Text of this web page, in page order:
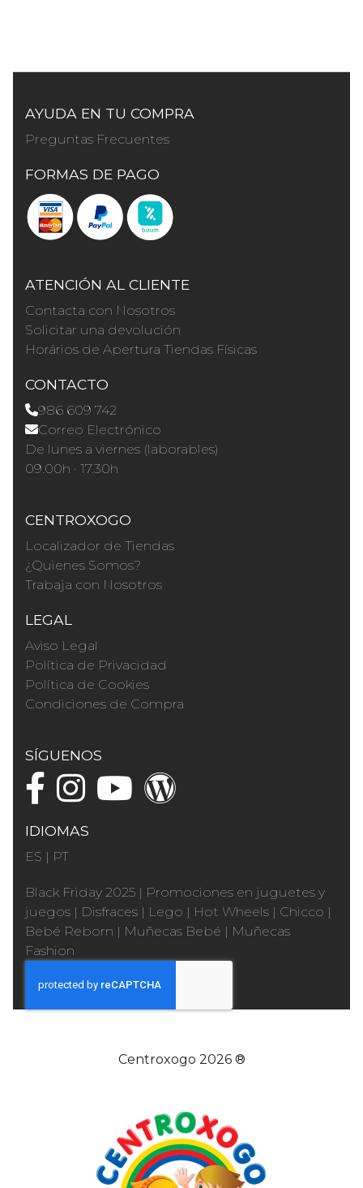
AYUDA EN TU COMPRA
Preguntas Frecuentes
FORMAS DE PAGO
ATENCIÓN AL CLIENTE
Contacta con Nosotros
Solicitar una devolución
Horários de Apertura Tiendas Físicas
CONTACTO
986 609 742
Correo Electrónico
De lunes a viernes (laborables)
09.00h · 17.30h
CENTROXOGO
Localizador de Tiendas
¿Quienes Somos?
Trabaja con Nosotros
LEGAL
Aviso Legal
Política de Privacidad
Política de Cookies
Condiciones de Compra
SÍGUENOS
IDIOMAS
ES | PT
Black Friday 2025 | Promociones en juguetes y
juegos | Disfraces | Lego | Hot Wheels | Chicco |
Bebé Reborn | Muñecas Bebé | Muñecas
Fashion
Centroxogo 2026 ®